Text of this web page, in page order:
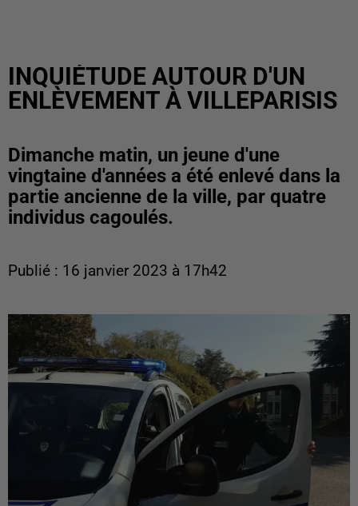
INQUIÉTUDE AUTOUR D'UN
ENLÈVEMENT À VILLEPARISIS
Dimanche matin, un jeune d'une
vingtaine d'années a été enlevé dans la
partie ancienne de la ville, par quatre
individus cagoulés.
Publié : 16 janvier 2023 à 17h42